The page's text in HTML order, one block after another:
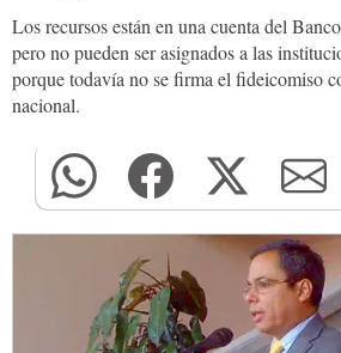
Los recursos están en una cuenta del
pero no pueden ser asignados a las
porque todavía no se firma el fideicomiso
nacional.